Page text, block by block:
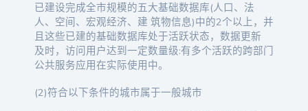
已建设完成全市规模的五大基础数据库(人口、法
人、空间、宏观经济、建 筑物信息)中的2个以上，并
且这些已建的基础数据库处于活跃状态，数据更新
及时，访问用户达到一定数量级:有多个活跃的跨部门
公共服务应用在实际使用中。
(2)符合以下条件的城市属于一般城市